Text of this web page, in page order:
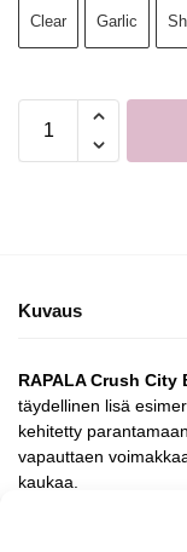
Clear Garlic
Kuvaus
RAPALA Crush
täydellinen lisä
kehitetty
vapauttaen
kaukaa.
Nappaa Crush City